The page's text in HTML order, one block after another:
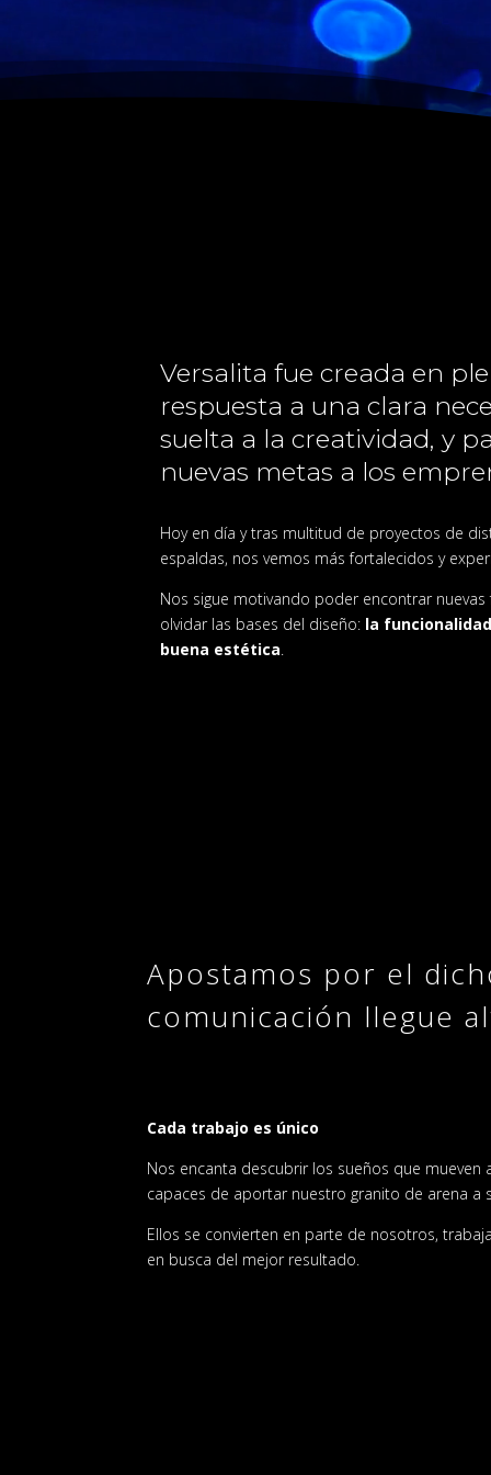
Versalita fue creada en
respuesta a una clara
suelta a la creatividad, y
nuevas metas a los
Hoy en día y tras multitud de proyectos de
espaldas, nos vemos más fortalecidos y
Nos sigue motivando poder encontrar
olvidar las bases del diseño: la
buena estética.
Apostamos por el
comunicación llegue
Cada trabajo es único
Nos encanta descubrir los sueños que mueven
capaces de aportar nuestro granito de arena a
Ellos se convierten en parte de nosotros,
en busca del mejor resultado.